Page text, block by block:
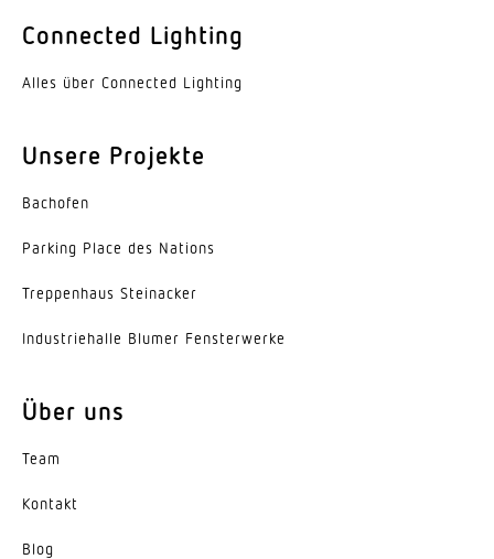
Farbe
Aluminium
110°
Energieeffizienzklasse
B
Herstellergarantie
Variante
Connected Lighting
Alles über Connected Lighting
Unsere Projekte
Bachofen
Parking Place des Nations
Trep­penhaus Steinacker
Indus­trie­halle Blumer Fensterwerke
Über uns
Team
Kontakt
Blog